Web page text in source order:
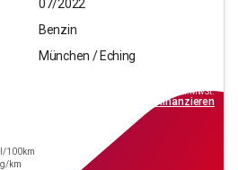
07/2022
Benzin
München / Eching
100km
km
inkl.MwSt.
finanzieren